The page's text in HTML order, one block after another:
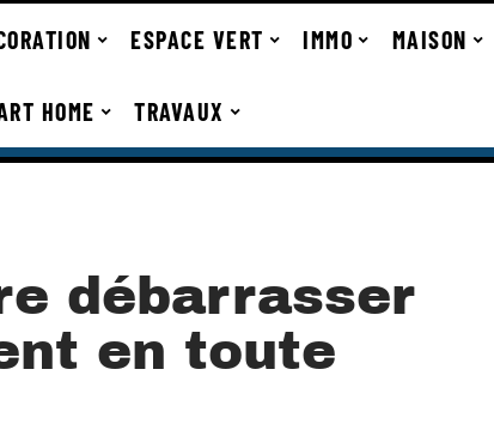
ESPACE VERT IMMO MAISON
HOME TRAVAUX
débarrasser
en toute